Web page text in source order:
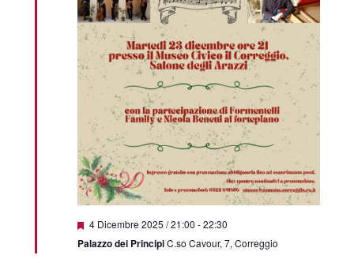
Featured
4 Dicembre 2025 / 21:00 -22:30
Palazzo dei PrincipiC.so Cavour, 7, Correggio